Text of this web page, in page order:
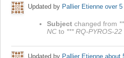
Updated by Pallier Etienne over 5
Subject changed from
NC to *** RQ-PYROS-
Updated by Pallier Etienne about